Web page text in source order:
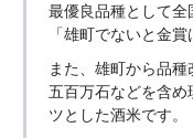
最優良品種として全
「雄町でないと金
また、雄町から品
五百万石などを含
ツとした酒米です。